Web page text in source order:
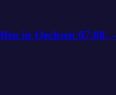
in Oechsen 07.08.